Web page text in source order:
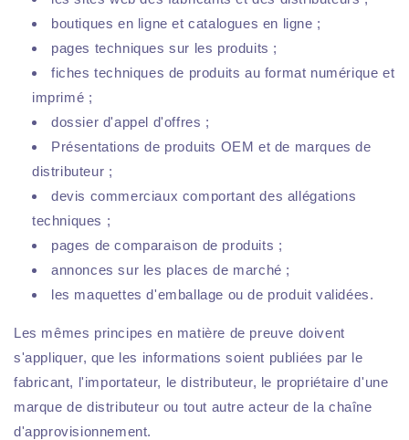
boutiques en ligne et catalogues en ligne ;
pages techniques sur les produits ;
fiches techniques de produits au format numérique et
imprimé ;
dossier d'appel d'offres ;
Présentations de produits OEM et de marques de
distributeur ;
devis commerciaux comportant des allégations
techniques ;
pages de comparaison de produits ;
annonces sur les places de marché ;
les maquettes d'emballage ou de produit validées.
Les mêmes principes en matière de preuve doivent
s'appliquer, que les informations soient publiées par le
fabricant, l'importateur, le distributeur, le propriétaire d'une
marque de distributeur ou tout autre acteur de la chaîne
d'approvisionnement.